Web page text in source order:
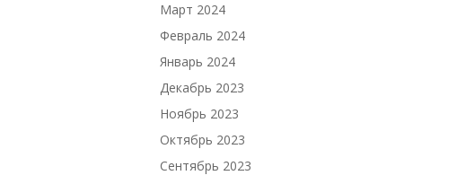
Март 2024
Февраль 2024
Январь 2024
Декабрь 2023
Ноябрь 2023
Октябрь 2023
Сентябрь 2023